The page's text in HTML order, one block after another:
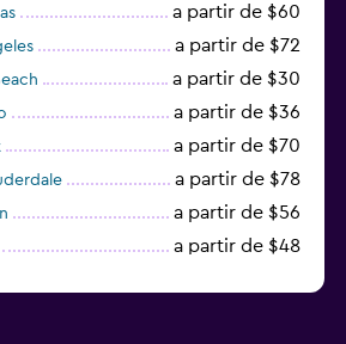
a partir de $60
a partir de $72
a partir de $30
a partir de $36
a partir de $70
a partir de $78
a partir de $56
a partir de $48